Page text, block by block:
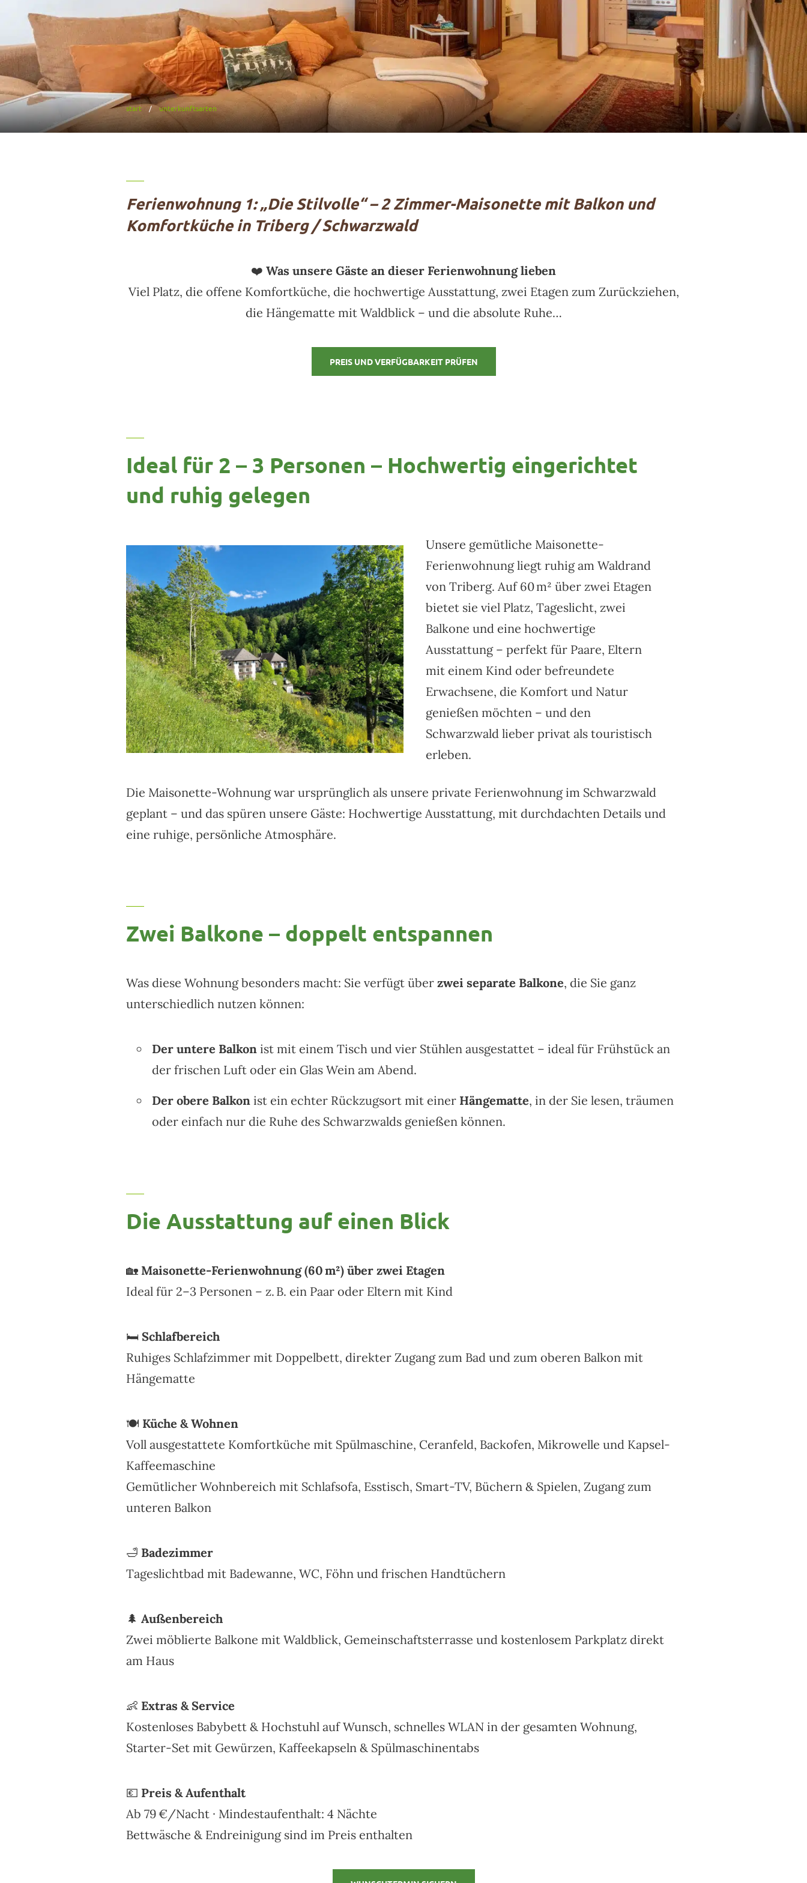
start unterkunftsarten
Ferienwohnung 1: „Die Stilvolle“ – 2 Zimmer-Maisonette mit Balkon und
Komfortküche in Triberg / Schwarzwald
❤️ Was unsere Gäste an dieser Ferienwohnung lieben
Viel Platz, die offene Komfortküche, die hochwertige Ausstattung, zwei Etagen zum Zurückziehen,
die Hängematte mit Waldblick – und die absolute Ruhe…
PREIS UND VERFÜGBARKEIT PRÜFEN
Ideal für 2 – 3 Personen – Hochwertig eingerichtet
und ruhig gelegen
Unsere gemütliche Maisonette-
Ferienwohnung liegt ruhig am Waldrand
von Triberg. Auf 60 m² über zwei Etagen
bietet sie viel Platz, Tageslicht, zwei
Balkone und eine hochwertige
Ausstattung – perfekt für Paare, Eltern
mit einem Kind oder befreundete
Erwachsene, die Komfort und Natur
genießen möchten – und den
Schwarzwald lieber privat als touristisch
erleben.
Die Maisonette-Wohnung war ursprünglich als unsere private Ferienwohnung im Schwarzwald
geplant – und das spüren unsere Gäste: Hochwertige Ausstattung, mit durchdachten Details und
eine ruhige, persönliche Atmosphäre.
Zwei Balkone – doppelt entspannen
Was diese Wohnung besonders macht: Sie verfügt über zwei separate Balkone, die Sie ganz
unterschiedlich nutzen können:
Der untere Balkonist mit einem Tisch und vier Stühlen ausgestattet – ideal für Frühstück an
der frischen Luft oder ein Glas Wein am Abend.
Der obere Balkonist ein echter Rückzugsort mit einer Hängematte, in der Sie lesen, träumen
oder einfach nur die Ruhe des Schwarzwalds genießen können.
Die Ausstattung auf einen Blick
🏡 Maisonette-Ferienwohnung (60 m²) über zwei Etagen
Ideal für 2–3 Personen – z. B. ein Paar oder Eltern mit Kind
🛏️ Schlafbereich
Ruhiges Schlafzimmer mit Doppelbett, direkter Zugang zum Bad und zum oberen Balkon mit
Hängematte
🍽️ Küche & Wohnen
Voll ausgestattete Komfortküche mit Spülmaschine, Ceranfeld, Backofen, Mikrowelle und Kapsel-
Kaffeemaschine
Gemütlicher Wohnbereich mit Schlafsofa, Esstisch, Smart-TV, Büchern & Spielen, Zugang zum
unteren Balkon
🛁 Badezimmer
Tageslichtbad mit Badewanne, WC, Föhn und frischen Handtüchern
🌲 Außenbereich
Zwei möblierte Balkone mit Waldblick, Gemeinschaftsterrasse und kostenlosem Parkplatz direkt
am Haus
👶 Extras & Service
Kostenloses Babybett & Hochstuhl auf Wunsch, schnelles WLAN in der gesamten Wohnung,
Starter-Set mit Gewürzen, Kaffeekapseln & Spülmaschinentabs
💶 Preis & Aufenthalt
Ab 79 €/Nacht · Mindestaufenthalt: 4 Nächte
Bettwäsche & Endreinigung sind im Preis enthalten